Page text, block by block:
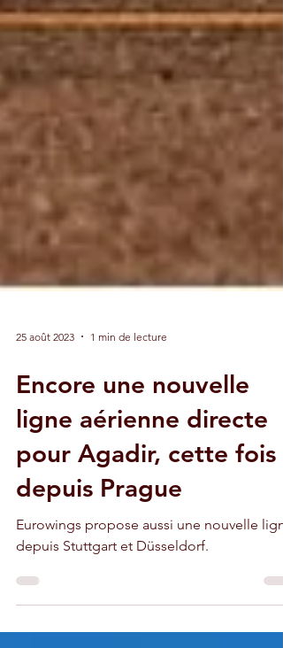
Encore une nouvelle
ligne aérienne directe
pour Agadir, cette fois
depuis Prague
Eurowings propose aussi une nouvelle
depuis Stuttgart et Düsseldorf.